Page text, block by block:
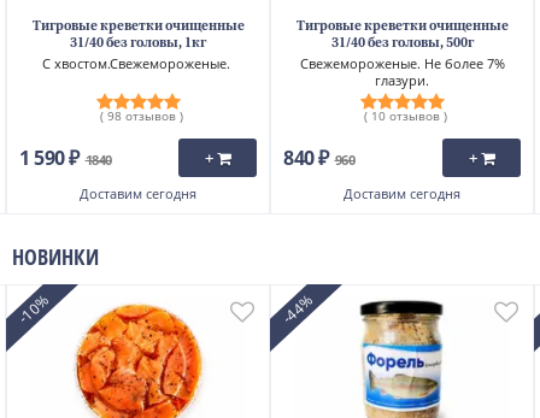
Тигровые креветки очищенные
31/40 без головы, 1кг
С хвостом.Свежемороженые.
( 98 отзывов )
1 590 ₽ 1840 +
Доставим сегодня
Тигровые креветки очищенные
31/40 без головы, 500г
Свежемороженые. Не более 7%
глазури.
( 10 отзывов )
840 ₽ 960 +
Доставим сегодня
НОВИНКИ
-10% -44%